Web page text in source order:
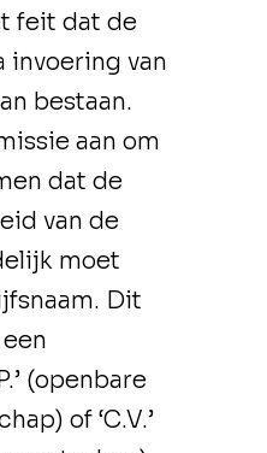
feit dat de
invoering van
bestaan.
aan om
dat de
van de
moet
Dit
(openbare
of ‘C.V.’